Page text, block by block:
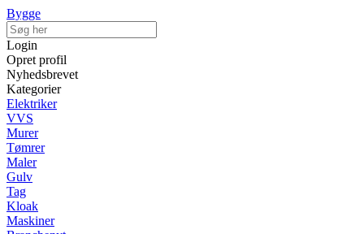
Bygge
Login
Opret profil
Nyhedsbrevet
Kategorier
Elektriker
VVS
Murer
Tømrer
Maler
Gulv
Tag
Kloak
Maskiner